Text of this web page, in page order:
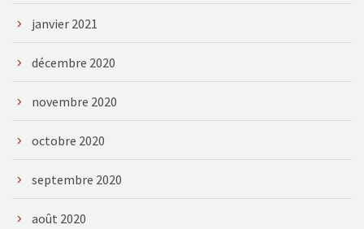
janvier 2021
décembre 2020
novembre 2020
octobre 2020
septembre 2020
août 2020